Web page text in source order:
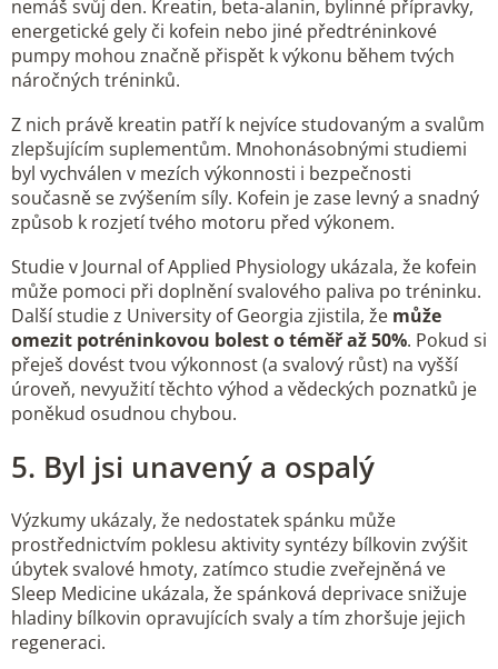
nemáš svůj den. Kreatin, beta-alanin, bylinné přípravky,
energetické gely či kofein nebo jiné předtréninkové
pumpy mohou značně přispět k výkonu během tvých
náročných tréninků.
Z nich právě kreatin patří k nejvíce studovaným a svalům
zlepšujícím suplementům. Mnohonásobnými studiemi
byl vychválen v mezích výkonnosti i bezpečnosti
současně se zvýšením síly. Kofein je zase levný a snadný
způsob k rozjetí tvého motoru před výkonem.
Studie v Journal of Applied Physiology ukázala, že kofein
může pomoci při doplnění svalového paliva po tréninku.
Další studie z University of Georgia zjistila, že může
omezit potréninkovou bolest o téměř až 50%. Pokud si
přeješ dovést tvou výkonnost (a svalový růst) na vyšší
úroveň, nevyužití těchto výhod a vědeckých poznatků je
poněkud osudnou chybou.
5. Byl jsi unavený a ospalý
Výzkumy ukázaly, že nedostatek spánku může
prostřednictvím poklesu aktivity syntézy bílkovin zvýšit
úbytek svalové hmoty, zatímco studie zveřejněná ve
Sleep Medicine ukázala, že spánková deprivace snižuje
hladiny bílkovin opravujících svaly a tím zhoršuje jejich
regeneraci.